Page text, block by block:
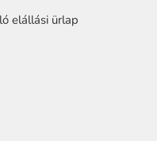
elállási ürlap